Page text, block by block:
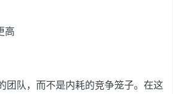
高
团队，而不是内耗的竞争笼子。在这